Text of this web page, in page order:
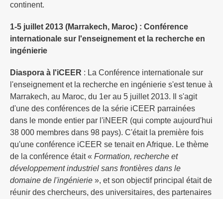
continent.
1-5 juillet 2013 (Marrakech, Maroc) : Conférence
internationale sur l'enseignement et la recherche en
ingénierie
Diaspora à l'iCEER : La Conférence internationale sur
l'enseignement et la recherche en ingénierie s'est tenue à
Marrakech, au Maroc, du 1er au 5 juillet 2013. Il s'agit
d'une des conférences de la série iCEER parrainées
dans le monde entier par l'iNEER (qui compte aujourd'hui
38 000 membres dans 98 pays). C'était la première fois
qu'une conférence iCEER se tenait en Afrique. Le thème
de la conférence était « Formation, recherche et
développement industriel sans frontières dans le
domaine de l'ingénierie », et son objectif principal était de
réunir des chercheurs, des universitaires, des partenaires